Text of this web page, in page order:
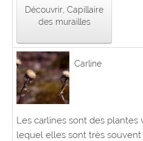
Découvrir, Capillaire
des murailles
Carline
Les carlines sont des plantes
lequel elles sont très